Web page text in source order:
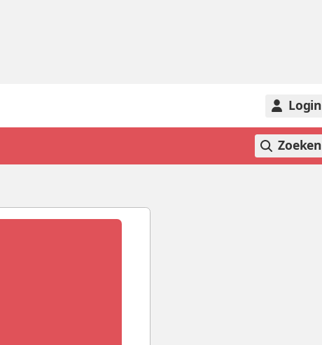
Login
Zoeken